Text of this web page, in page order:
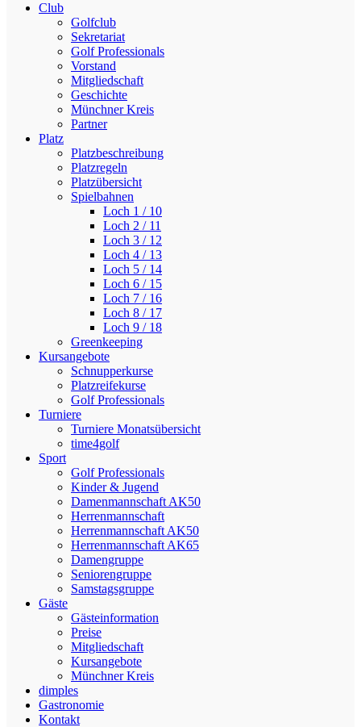
Club
Golfclub
Sekretariat
Golf Professionals
Vorstand
Mitgliedschaft
Geschichte
Münchner Kreis
Partner
Platz
Platzbeschreibung
Platzregeln
Platzübersicht
Spielbahnen
Loch 1 / 10
Loch 2 / 11
Loch 3 / 12
Loch 4 / 13
Loch 5 / 14
Loch 6 / 15
Loch 7 / 16
Loch 8 / 17
Loch 9 / 18
Greenkeeping
Kursangebote
Schnupperkurse
Platzreifekurse
Golf Professionals
Turniere
Turniere Monatsübersicht
time4golf
Sport
Golf Professionals
Kinder & Jugend
Damenmannschaft AK50
Herrenmannschaft
Herrenmannschaft AK50
Herrenmannschaft AK65
Damengruppe
Seniorengruppe
Samstagsgruppe
Gäste
Gästeinformation
Preise
Mitgliedschaft
Kursangebote
Münchner Kreis
dimples
Gastronomie
Kontakt